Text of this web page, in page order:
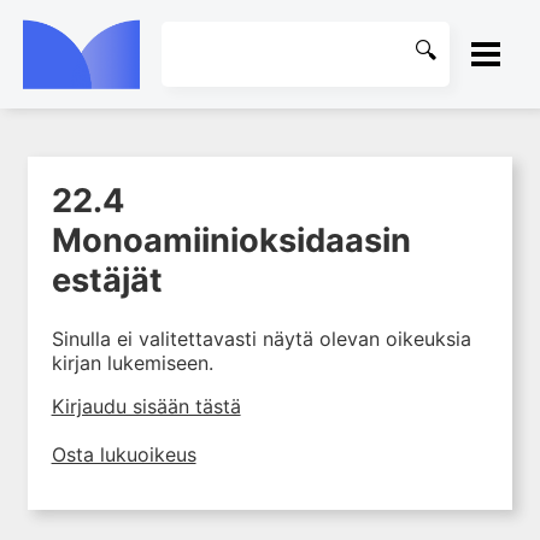
1. Johdanto farmakologiaan
2. Lääkkeiden kemia
3. Lääkekehitys
vaikutusmekanismit: reseptorit*
5. Farmakokinetiikka
6. Vierasainemetabolia
7. Lääkkeen annos, pitoisuus ja
vaste
8. Lääkemuodot ja antoreitit
22.4
Monoamiinioksidaasin
estäjät
Sinulla ei valitettavasti näytä olevan oikeuksia
kirjan lukemiseen.
Kirjaudu sisään tästä
Osta lukuoikeus